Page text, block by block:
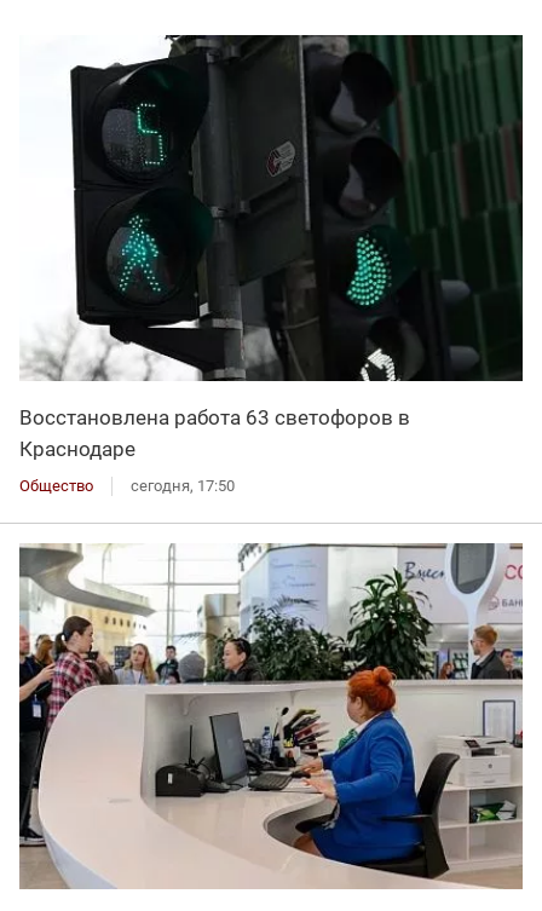
Восстановлена работа 63 светофоров в
Краснодаре
Общество сегодня, 17:50